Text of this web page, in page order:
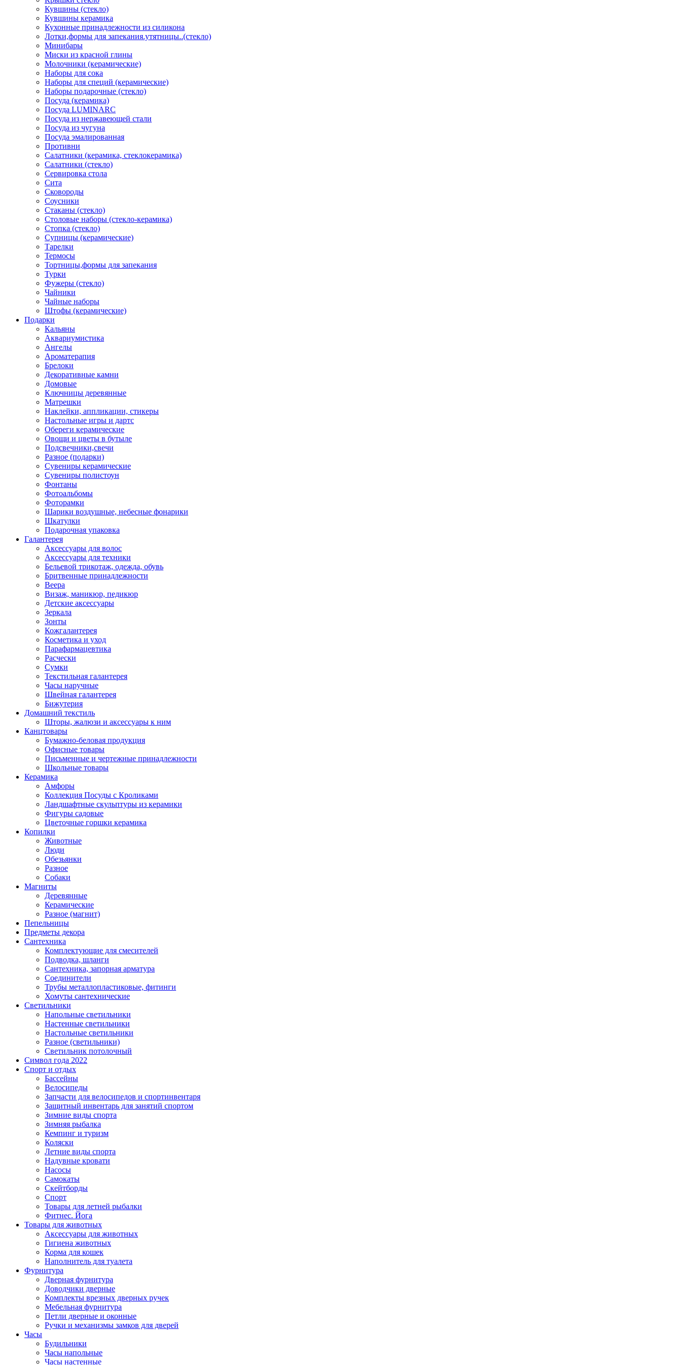
Кувшины (стекло)
Кувшины керамика
Кухонные принадлежности из силикона
Лотки,формы для запекания.утятницы..(стекло)
Минибары
Миски из красной глины
Молочники (керамические)
Наборы для сока
Наборы для специй (керамические)
Наборы подарочные (стекло)
Посуда (керамика)
Посуда LUMINARC
Посуда из нержавеющей стали
Посуда из чугуна
Посуда эмалированная
Противни
Салатники (керамика, стеклокерамика)
Салатники (стекло)
Сервировка стола
Сита
Сковороды
Соусники
Стаканы (стекло)
Столовые наборы (стекло-керамика)
Стопка (стекло)
Супницы (керамические)
Тарелки
Термосы
Тортницы,формы для запекания
Турки
Фужеры (стекло)
Чайники
Чайные наборы
Штофы (керамические)
Подарки
Кальяны
Аквариумистика
Ангелы
Ароматерапия
Брелоки
Декоративные камни
Домовые
Ключницы деревянные
Матрешки
Наклейки, аппликации, стикеры
Настольные игры и дартс
Обереги керамические
Овощи и цветы в бутыле
Подсвечники,свечи
Разное (подарки)
Сувениры керамические
Сувениры полистоун
Фонтаны
Фотоальбомы
Фоторамки
Шарики воздушные, небесные фонарики
Шкатулки
Подарочная упаковка
Галантерея
Аксессуары для волос
Аксессуары для техники
Бельевой трикотаж, одежда, обувь
Бритвенные принадлежности
Веера
Визаж, маникюр, педикюр
Детские аксессуары
Зеркала
Зонты
Кожгалантерея
Косметика и уход
Парафармацевтика
Расчески
Сумки
Текстильная галантерея
Часы наручные
Швейная галантерея
Бижутерия
Домашний текстиль
Шторы, жалюзи и аксессуары к ним
Канцтовары
Бумажно-беловая продукция
Офисные товары
Письменные и чертежные принадлежности
Школьные товары
Керамика
Амфоры
Коллекция Посуды с Кроликами
Ландшафтные скульптуры из керамики
Фигуры садовые
Цветочные горшки керамика
Копилки
Животные
Люди
Обезьянки
Разное
Собаки
Магниты
Деревянные
Керамические
Разное (магнит)
Пепельницы
Предметы декора
Сантехника
Комплектующие для смесителей
Подводка, шланги
Сантехника, запорная арматура
Соединители
Трубы металлопластиковые, фитинги
Хомуты сантехнические
Светильники
Напольные светильники
Настенные светильники
Настольные светильники
Разное (светильники)
Светильник потолочный
Символ года 2022
Спорт и отдых
Бассейны
Велосипеды
Запчасти для велосипедов и спортинвентаря
Защитный инвентарь для занятий спортом
Зимние виды спорта
Зимняя рыбалка
Кемпинг и туризм
Коляски
Летние виды спорта
Надувные кровати
Насосы
Самокаты
Скейтборды
Спорт
Товары для летней рыбалки
Фитнес. Йога
Товары для животных
Аксессуары для животных
Гигиена животных
Корма для кошек
Наполнитель для туалета
Фурнитура
Дверная фурнитура
Доводчики дверные
Комплекты врезных дверных ручек
Мебельная фурнитура
Петли дверные и оконные
Ручки и механизмы замков для дверей
Часы
Будильники
Часы напольные
Часы настенные